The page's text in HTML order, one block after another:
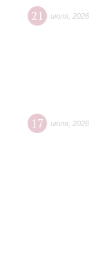
21 июля 2026
17 июля 2026